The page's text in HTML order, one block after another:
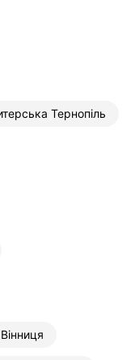
Тернопіль